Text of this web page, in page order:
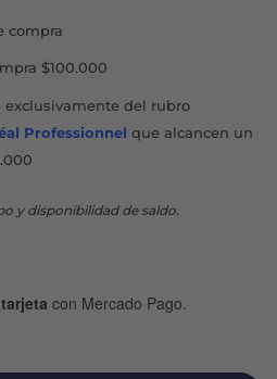
compra
$100.000
exclusivamente del rubro
Professionnel que alcancen un
y disponibilidad de saldo.
con Mercado Pago.